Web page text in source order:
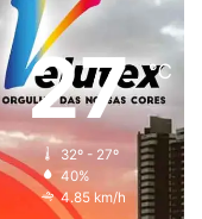
27℃
32º - 27º
40%
4.85 km/h